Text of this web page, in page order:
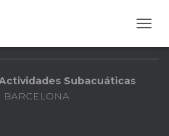
Subacuáticas
BARCELONA